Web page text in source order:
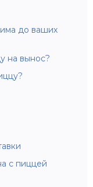
до ваших
на вынос?
с пиццей